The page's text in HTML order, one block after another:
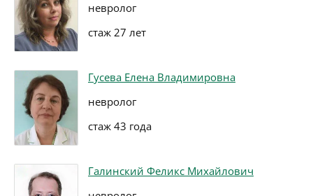
невролог
стаж 27 лет
Гусева Елена Владимировна
невролог
стаж 43 года
Галинский Феликс Михайлович